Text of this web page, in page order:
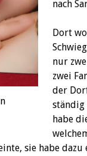
nach
Dort
nur
zwei
der
ständig
habe
sie habe dazu